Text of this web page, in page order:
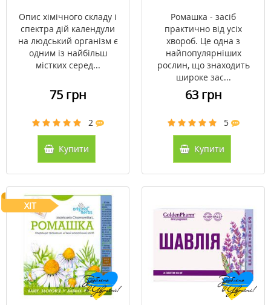
Опис хімічного складу і
спектра дій календули
на людський організм є
одним із найбільш
містких серед...
75 грн
2
Купити
Ромашка - засіб
практично від усіх
хвороб. Це одна з
найпопулярніших
рослин, що знаходить
широке зас...
63 грн
5
Купити
ХІТ